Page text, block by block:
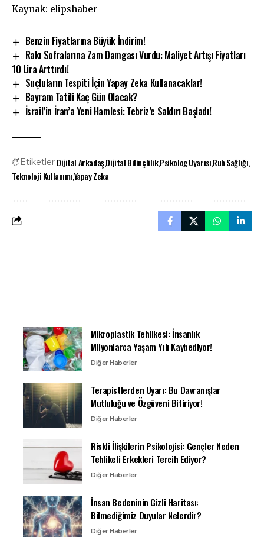
Kaynak: elipshaber
Benzin Fiyatlarına Büyük İndirim!
Rakı Sofralarına Zam Damgası Vurdu: Maliyet Artışı Fiyatları
10 Lira Arttırdı!
Suçluların Tespiti İçin Yapay Zeka Kullanacaklar!
Bayram Tatili Kaç Gün Olacak?
İsrail’in İran’a Yeni Hamlesi: Tebriz’e Saldırı Başladı!
Etiketler Dijital ArkadaşDijital BilinçlilikPsikolog UyarısıRuh Sağlığı
Teknoloji KullanımıYapay Zeka
Mikroplastik Tehlikesi: İnsanlık
Milyonlarca Yaşam Yılı Kaybediyor!
Diğer Haberler
Terapistlerden Uyarı: Bu Davranışlar
Mutluluğu ve Özgüveni Bitiriyor!
Diğer Haberler
Riskli İlişkilerin Psikolojisi: Gençler Neden
Tehlikeli Erkekleri Tercih Ediyor?
Diğer Haberler
İnsan Bedeninin Gizli Haritası:
Bilmediğimiz Duyular Nelerdir?
Diğer Haberler